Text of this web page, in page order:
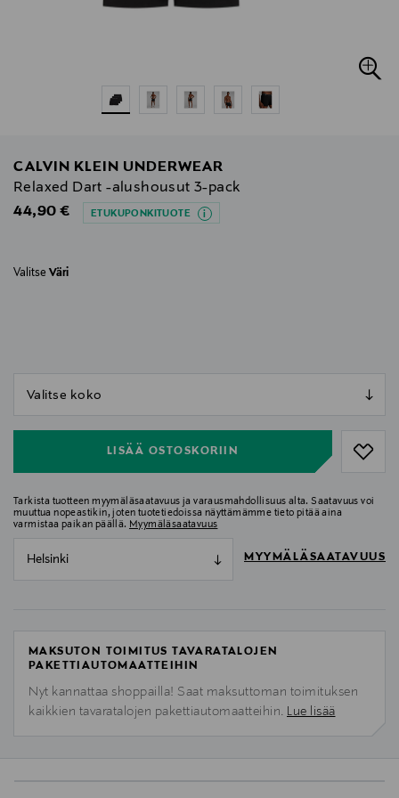
CALVIN KLEIN UNDERWEAR
Relaxed Dart -alushousut 3-pack
Original Price
44,90 € ETUKUPONKITUOTE
Valitse Väri
LISÄÄ OSTOSKORIIN
Tarkista tuotteen myymäläsaatavuus ja varausmahdollisuus alta. Saatavuus voi
muuttua nopeastikin, joten tuotetiedoissa näyttämämme tieto pitää aina
varmistaa paikan päällä. Myymäläsaatavuus
Helsinki MYYMÄLÄSAATAVUUS
MAKSUTON TOIMITUS TAVARATALOJEN
PAKETTIAUTOMAATTEIHIN
Nyt kannattaa shoppailla! Saat maksuttoman toimituksen
kaikkien tavaratalojen pakettiautomaatteihin. Lue lisää